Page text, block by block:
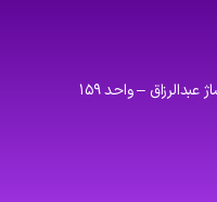
– واحد ۱۵۹